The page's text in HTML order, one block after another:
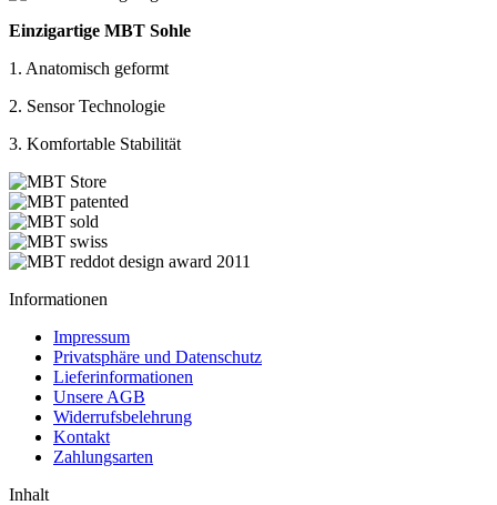
Einzigartige MBT Sohle
1. Anatomisch geformt
2. Sensor Technologie
3. Komfortable Stabilität
Informationen
Impressum
Privatsphäre und Datenschutz
Lieferinformationen
Unsere AGB
Widerrufsbelehrung
Kontakt
Zahlungsarten
Inhalt